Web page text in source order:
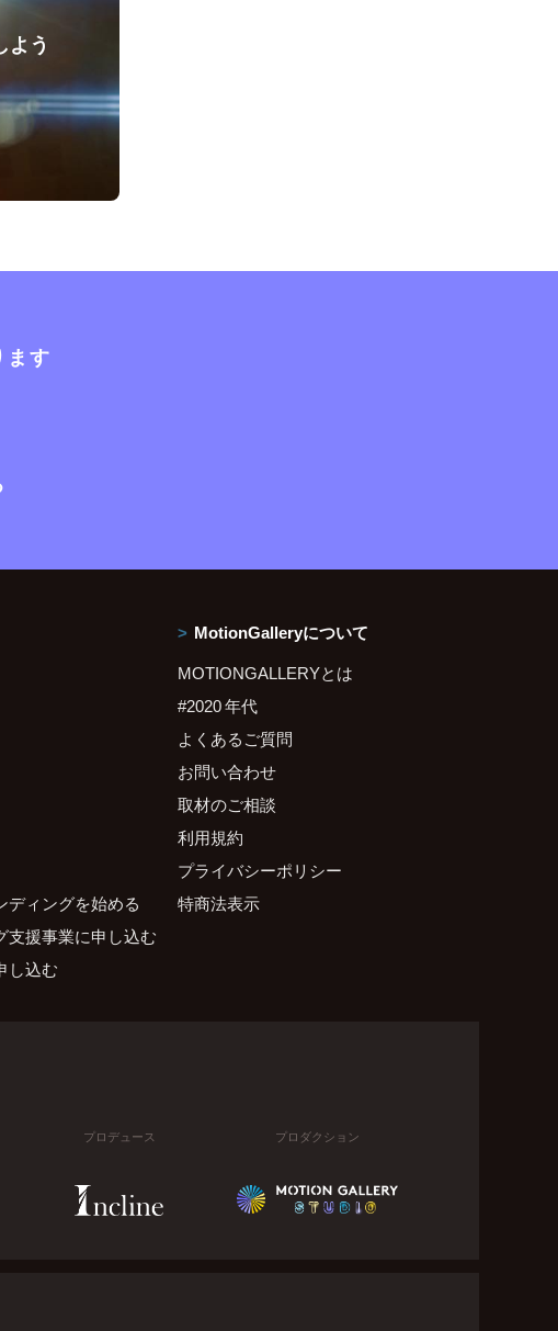
よう
す
ディングを始める
支援事業に申し込む
し込む
MotionGalleryについて
MOTIONGALLERYとは
#2020 年代
よくあるご質問
お問い合わせ
取材のご相談
利用規約
プライバシーポリシー
特商法表示
プロデュース プロダクション